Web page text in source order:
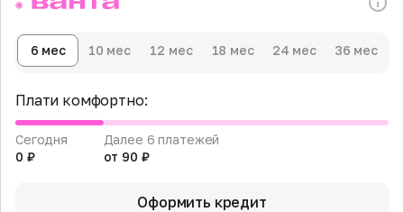
6 мес 10 мес 12 мес 18 мес 24 мес 36 мес
Плати комфортно:
Сегодня
0 ₽
Далее 6 платежей
от 90 ₽
Оформить кредит